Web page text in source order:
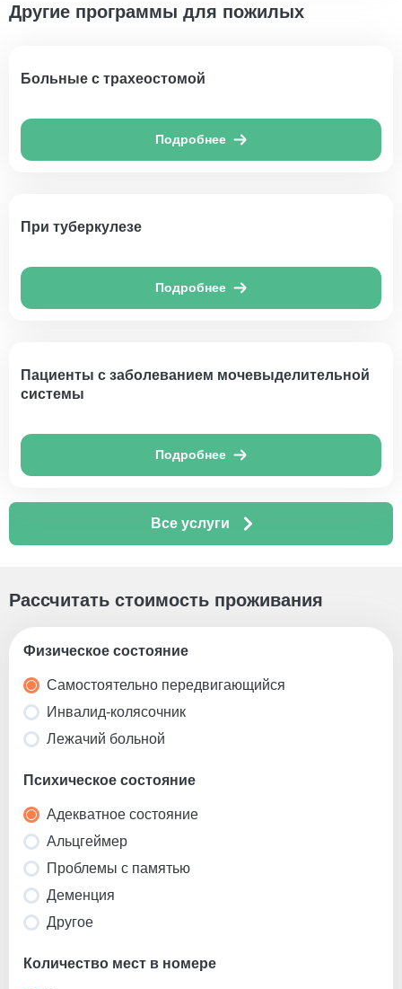
Другие программы для пожилых
Больные с трахеостомой
Подробнее
При туберкулезе
Подробнее
Пациенты с заболеванием мочевыделительной
системы
Подробнее
Все услуги
Рассчитать стоимость проживания
Физическое состояние
Самостоятельно передвигающийся
Инвалид-колясочник
Лежачий больной
Психическое состояние
Адекватное состояние
Альцгеймер
Проблемы с памятью
Деменция
Другое
Количество мест в номере